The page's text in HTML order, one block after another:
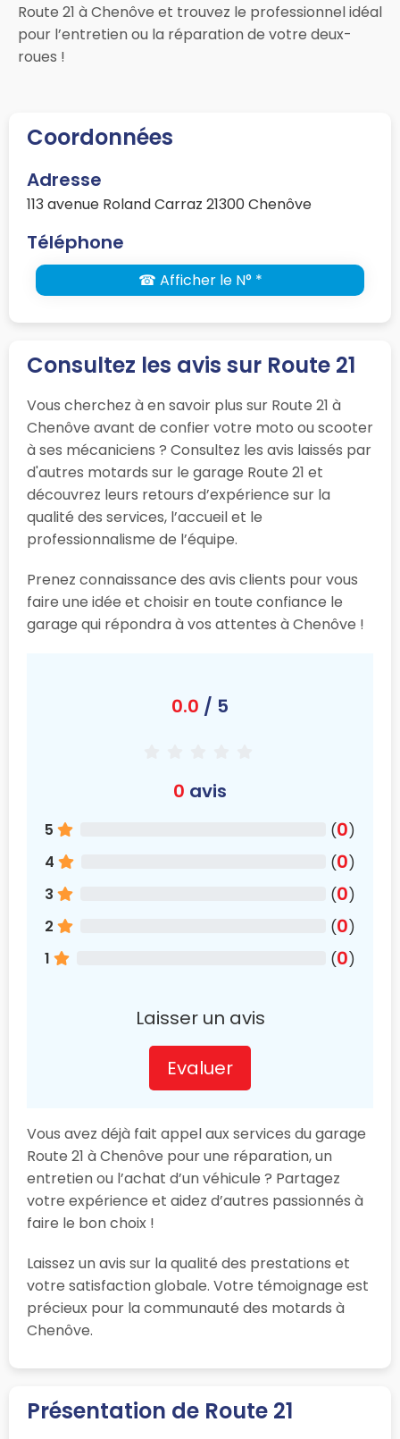
Route 21 à Chenôve et trouvez le professionnel idéal
pour l’entretien ou la réparation de votre deux-
roues !
Coordonnées
Adresse
113 avenue Roland Carraz 21300 Chenôve
Téléphone
☎ Afficher le N° *
Consultez les avis sur Route 21
Vous cherchez à en savoir plus sur Route 21 à
Chenôve avant de confier votre moto ou scooter
à ses mécaniciens ? Consultez les avis laissés par
d'autres motards sur le garage Route 21 et
découvrez leurs retours d’expérience sur la
qualité des services, l’accueil et le
professionnalisme de l’équipe.
Prenez connaissance des avis clients pour vous
faire une idée et choisir en toute confiance le
garage qui répondra à vos attentes à Chenôve !
0.0 / 5
0 avis
5 (0)
4
(0)
3
(0)
2
(0)
1
(0)
Laisser un avis
Evaluer
Vous avez déjà fait appel aux services du garage
Route 21 à Chenôve pour une réparation, un
entretien ou l’achat d’un véhicule ? Partagez
votre expérience et aidez d’autres passionnés à
faire le bon choix !
Laissez un avis sur la qualité des prestations et
votre satisfaction globale. Votre témoignage est
précieux pour la communauté des motards à
Chenôve.
Présentation de Route 21